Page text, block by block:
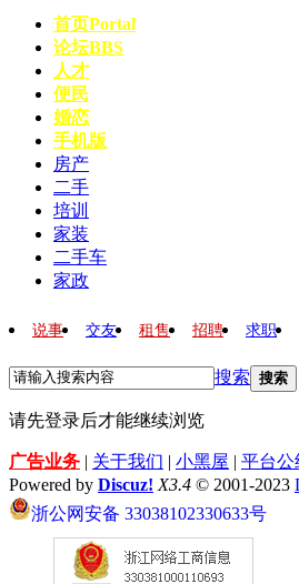
首页Portal
论坛BBS
人才
便民
婚恋
手机版
房产
二手
培训
家装
二手车
家政
说事 交友 租售 招聘 求职
搜索 搜索
请先登录后才能继续浏览
广告业务 | 关于我们 | 小黑屋 | 平台公
Powered by Discuz! X3.4 © 2001-2023
浙公网安备 33038102330633号